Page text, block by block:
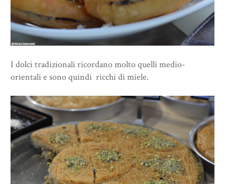
I dolci tradizionali ricordano molto quelli medio-
orientali e sono quindi ricchi di miele.